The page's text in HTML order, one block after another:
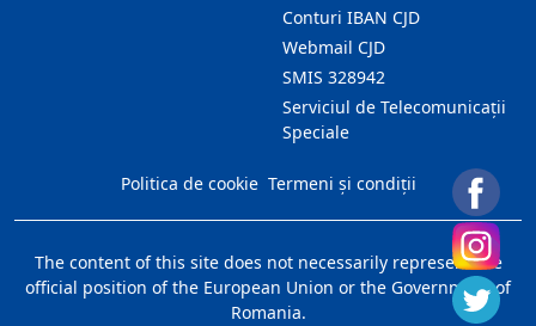
Conturi IBAN CJD
Webmail CJD
SMIS 328942
Serviciul de Telecomunicații
Speciale
Politica de cookie Termeni și condiții
The content of this site does not necessarily represent the
official position of the European Union or the Government of
Romania.